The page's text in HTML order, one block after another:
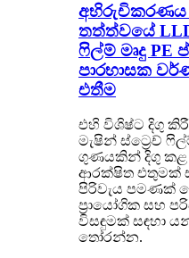
අභිරුචිකරණය
තත්ත්වයේ
ෆිල්ම් මෘදු PE
පාරභාසක
එතීම
එහි විශිෂ්ට දිගු
මැෂින් ස්ට්‍රෙච්
ගුණයකින් දිගු කළ
ආරක්ෂිත එතුමක්
පිරිවැය පමණක්
ප්‍රායෝගික සහ
විසඳුමක් සඳහා
තෝරන්න.